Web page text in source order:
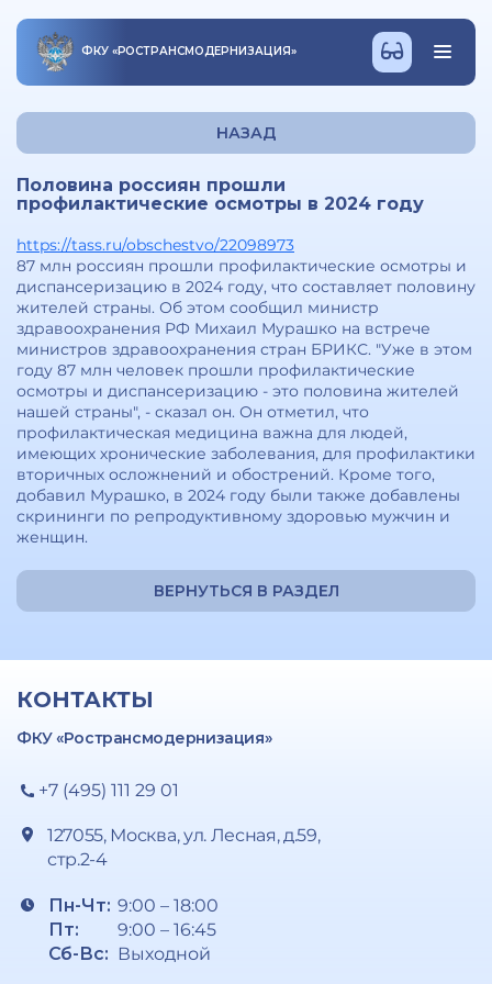
ФКУ «РОСТРАНСМОДЕРНИЗАЦИЯ»
НАЗАД
Половина россиян прошли
профилактические осмотры в 2024 году
https://tass.ru/obschestvo/22098973
87 млн россиян прошли профилактические осмотры и
диспансеризацию в 2024 году, что составляет половину
жителей страны. Об этом сообщил министр
здравоохранения РФ Михаил Мурашко на встрече
министров здравоохранения стран БРИКС. "Уже в этом
году 87 млн человек прошли профилактические
осмотры и диспансеризацию - это половина жителей
нашей страны", - сказал он. Он отметил, что
профилактическая медицина важна для людей,
имеющих хронические заболевания, для профилактики
вторичных осложнений и обострений. Кроме того,
добавил Мурашко, в 2024 году были также добавлены
скрининги по репродуктивному здоровью мужчин и
женщин.
ВЕРНУТЬСЯ В РАЗДЕЛ
КОНТАКТЫ
ФКУ «Ространсмодернизация»
+7 (495) 111 29 01
127055, Москва, ул. Лесная, д.59,
стр.2-4
Пн-Чт:
Пт:
Сб-Вс:
9:00 – 18:00
9:00 – 16:45
Выходной